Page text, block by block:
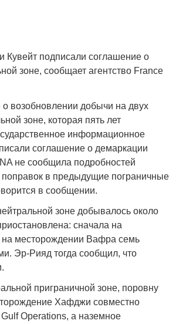
подписали соглашение о
зоне, сообщает агентство France
возобновлении добычи на двух
зоне, которая пять лет
информационное
соглашение о демаркации
не сообщила подробностей
поправок в предыдущие пограничные
в сообщении.
зоне добывалось около
сначала на
на месторождении Вафра семь
Эр-Рияд тогда сообщил, что
приграничной зоне, поровну
Хафджи совместно
Operations, а наземное
Дарига не ждёт конфискации.
мошенниками
30.10.2024 14:00 28888
Война Миров